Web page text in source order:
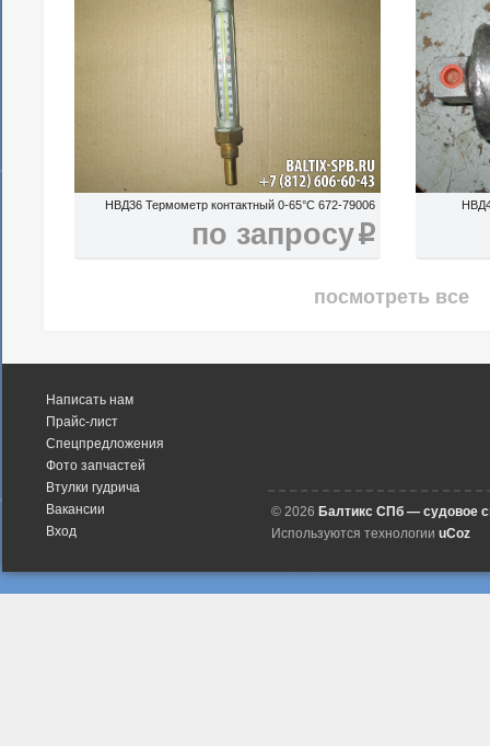
НВД36 Термометр контактный 0-65°C 672-79006
по запросу i
посмотреть все
Написать нам
Прайс-лист
Спецпредложения
Фото запчастей
Втулки гудрича
Вакансии
Вход
© 2026 Балтикс СПб — судовое
Используются технологии uCoz